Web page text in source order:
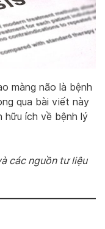
màng não là bệnh
qua bài viết này
ích về bệnh lý
các nguồn tư liệu